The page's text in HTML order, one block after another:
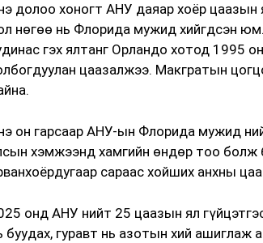
долоо хоногт АНУ даяар хоёр цаазын
нөгөө нь Флорида мужид хийгдсэн
гэх ялтанг Орландо хотод 1995
цаазалжээ. Макгратын
он гарсаар АНУ-ын Флорида мужид
хэмжээнд хамгийн өндөр тоо
сараас хойших анхны
онд АНУ нийт 25 цаазын ял
буудах, гуравт нь азотын хий